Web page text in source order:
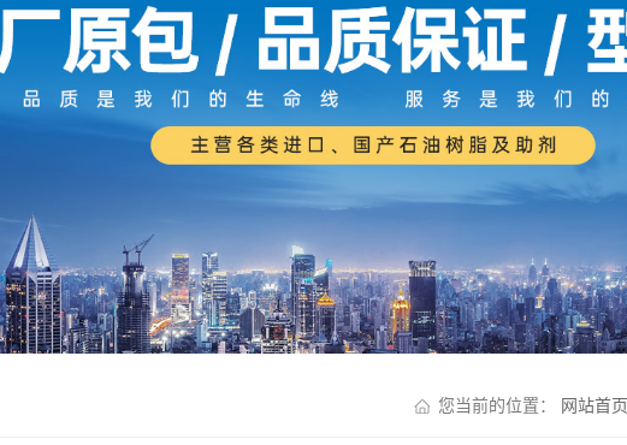
您当前的位置： 网站首页